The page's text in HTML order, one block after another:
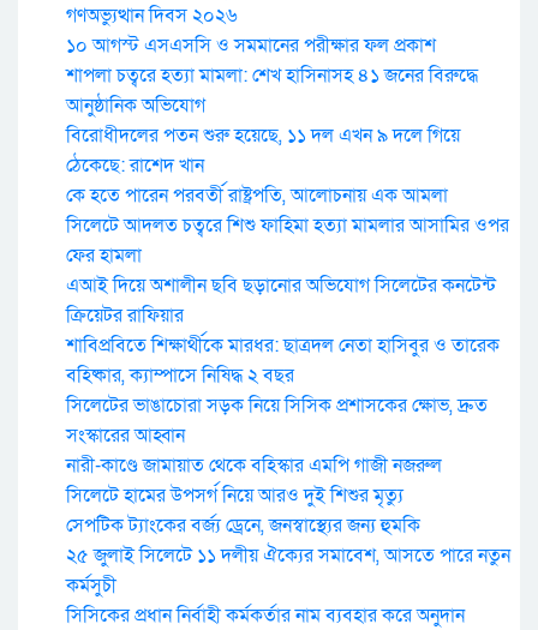
গণঅভ্যুত্থান দিবস ২০২৬
১০ আগস্ট এসএসসি ও সমমানের পরীক্ষার ফল প্রকাশ
শাপলা চত্বরে হত্যা মামলা: শেখ হাসিনাসহ ৪১ জনের বিরুদ্ধে
আনুষ্ঠানিক অভিযোগ
বিরোধীদলের পতন শুরু হয়েছে, ১১ দল এখন ৯ দলে গিয়ে
ঠেকেছে: রাশেদ খান
কে হতে পারেন পরবর্তী রাষ্ট্রপতি, আলোচনায় এক আমলা
সিলেটে আদলত চত্বরে শিশু ফাহিমা হত্যা মামলার আসামির ওপর
ফের হামলা
এআই দিয়ে অশালীন ছবি ছড়ানোর অভিযোগ সিলেটের কনটেন্ট
ক্রিয়েটর রাফিয়ার
শাবিপ্রবিতে শিক্ষার্থীকে মারধর: ছাত্রদল নেতা হাসিবুর ও তারেক
বহিষ্কার, ক্যাম্পাসে নিষিদ্ধ ২ বছর
সিলেটের ভাঙাচোরা সড়ক নিয়ে সিসিক প্রশাসকের ক্ষোভ, দ্রুত
সংস্কারের আহ্বান
নারী-কাণ্ডে জামায়াত থেকে বহিস্কার এমপি গাজী নজরুল
সিলেটে হামের উপসর্গ নিয়ে আরও দুই শিশুর মৃত্যু
সেপটিক ট্যাংকের বর্জ্য ড্রেনে, জনস্বাস্থ্যের জন্য হুমকি
২৫ জুলাই সিলেটে ১১ দলীয় ঐক্যের সমাবেশ, আসতে পারে নতুন
কর্মসুচী
সিসিকের প্রধান নির্বাহী কর্মকর্তার নাম ব্যবহার করে অনুদান